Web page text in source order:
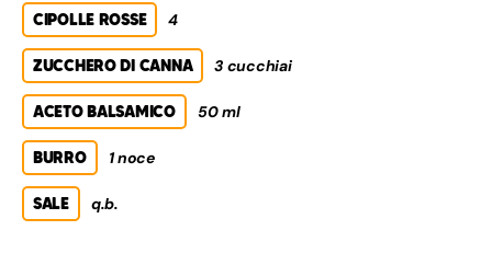
CIPOLLE ROSSE 4
ZUCCHERO DI CANNA 3 cucchiai
ACETO BALSAMICO 50 ml
BURRO 1 noce
SALE q.b.